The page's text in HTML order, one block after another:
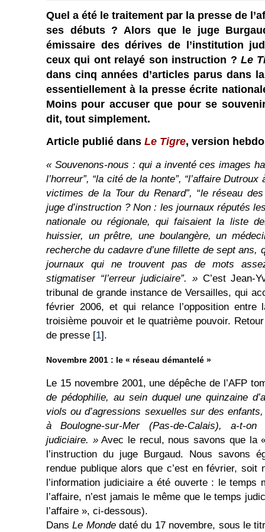
Quel a été le traitement par la presse de
ses débuts ? Alors que le juge
émissaire des dérives de l’institution
ceux qui ont relayé son instruction ? Le
dans cinq années d’articles parus dans
essentiellement à la presse écrite
Moins pour accuser que pour se
dit, tout simplement.
Article publié dans Le Tigre, version
« Souvenons-nous : qui a inventé ces images
l’horreur”, “la cité de la honte”, “l’affaire Dutroux
victimes de la Tour du Renard”, “le réseau
juge d’instruction ? Non : les journaux réputés
nationale ou régionale, qui faisaient la liste
huissier, un prêtre, une boulangère, un
recherche du cadavre d’une fillette de sept ans,
journaux qui ne trouvent pas de mots
stigmatiser “l’erreur judiciaire”. »C’est Jean-
tribunal de grande instance de Versailles, qui
février 2006, et qui relance l’opposition
troisième pouvoir et le quatrième pouvoir.
de presse [1].
Novembre 2001 : le « réseau démantelé »
Le 15 novembre 2001, une dépêche de l’AFP
de pédophilie, au sein duquel une quinzaine
viols ou d’agressions sexuelles sur des
à Boulogne-sur-Mer (Pas-de-Calais), a-t-
judiciaire. »Avec le recul, nous savons que la
l’instruction du juge Burgaud. Nous savons
rendue publique alors que c’est en février, soit
l’information judiciaire a été ouverte : le temps
l’affaire, n’est jamais le même que le temps
l’affaire », ci-dessous).
DansLe Mondedaté du 17 novembre, sous le